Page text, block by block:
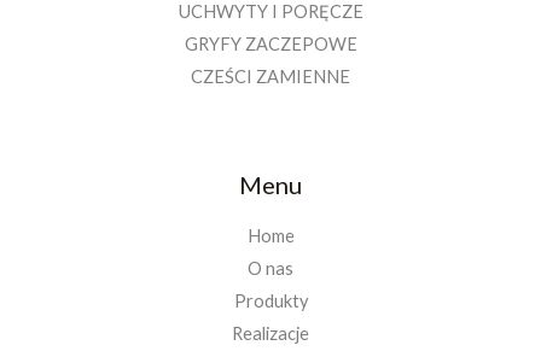
UCHWYTY I PORĘCZE
GRYFY ZACZEPOWE
CZEŚCI ZAMIENNE
Menu
Home
O nas
Produkty
Realizacje